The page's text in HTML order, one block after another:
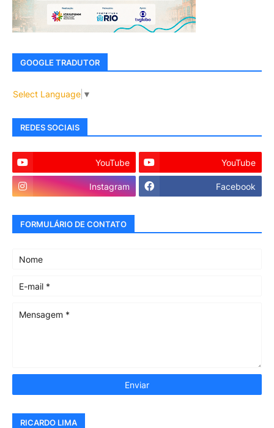
GOOGLE TRADUTOR
Select Language ▼
REDES SOCIAIS
YouTube YouTube
Instagram Facebook
FORMULÁRIO DE CONTATO
RICARDO LIMA